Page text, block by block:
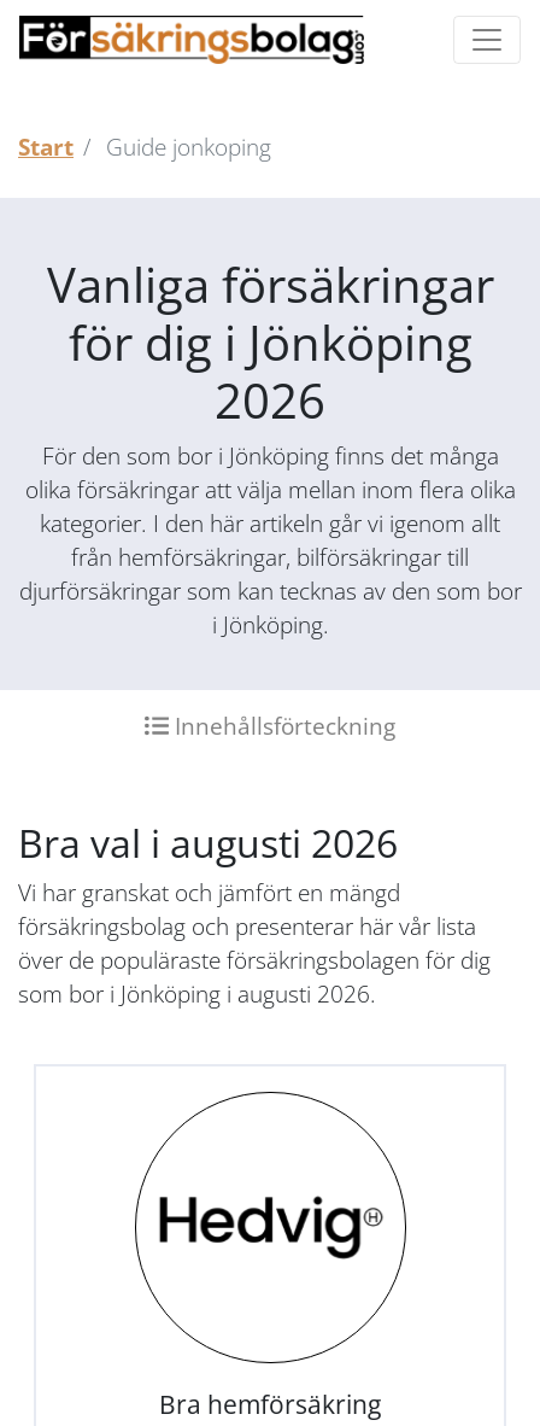
Start Guide jonkoping
Vanliga försäkringar
för dig i Jönköping
2026
För den som bor i Jönköping finns det många
olika försäkringar att välja mellan inom flera olika
kategorier. I den här artikeln går vi igenom allt
från hemförsäkringar, bilförsäkringar till
djurförsäkringar som kan tecknas av den som bor
i Jönköping.
Innehållsförteckning
Bra val i augusti 2026
Vi har granskat och jämfört en mängd
försäkringsbolag och presenterar här vår lista
över de populäraste försäkringsbolagen för dig
som bor i Jönköping i augusti 2026.
Bra hemförsäkring